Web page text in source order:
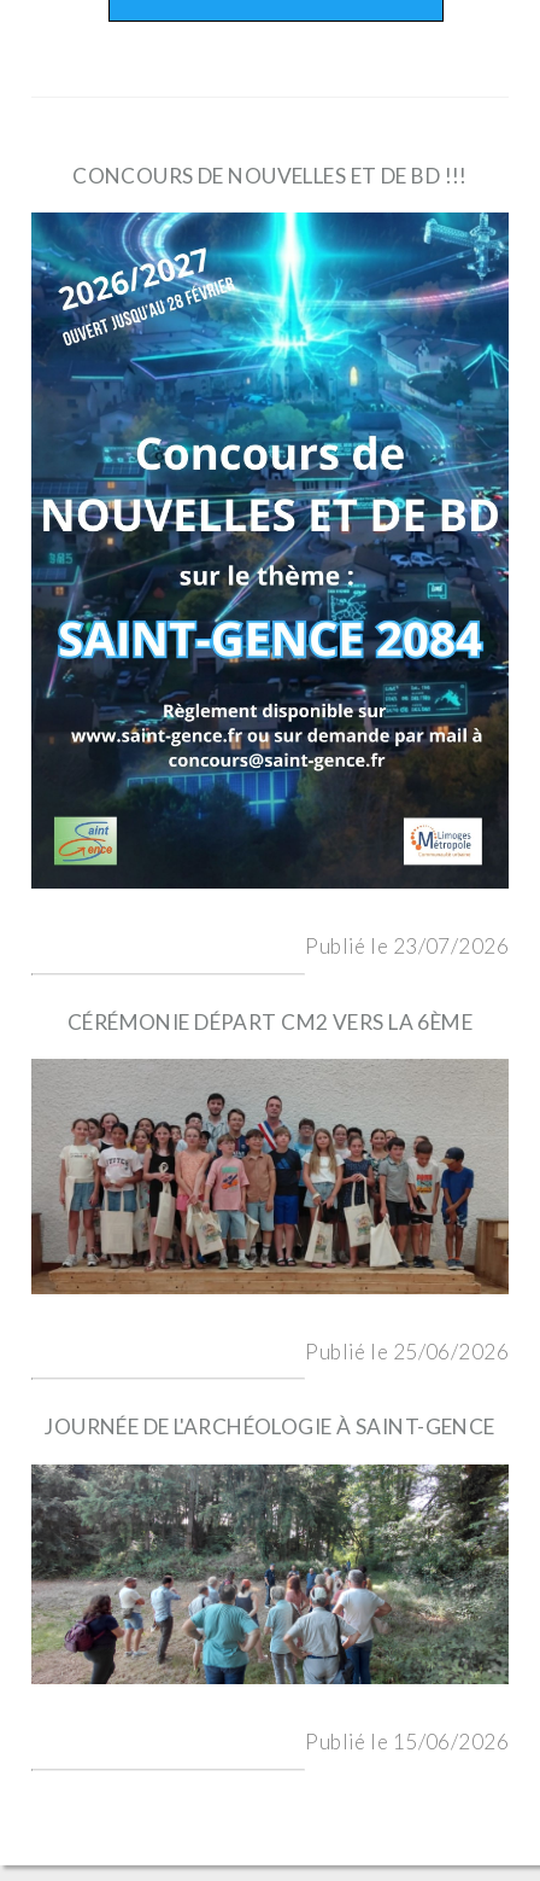
CONCOURS DE NOUVELLES ET DE BD !!!
Publié le 23/07/2026
CÉRÉMONIE DÉPART CM2 VERS LA 6ÈME
Publié le 25/06/2026
JOURNÉE DE L'ARCHÉOLOGIE À SAINT-GENCE
Publié le 15/06/2026